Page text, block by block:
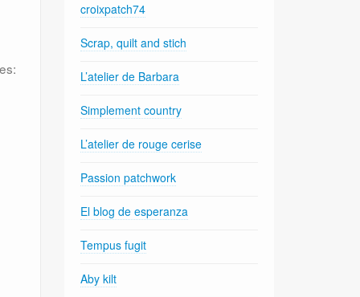
croixpatch74
Scrap, quilt and stich
L’atelier de Barbara
Simplement country
L’atelier de rouge cerise
Passion patchwork
El blog de esperanza
Tempus fugit
Aby kilt